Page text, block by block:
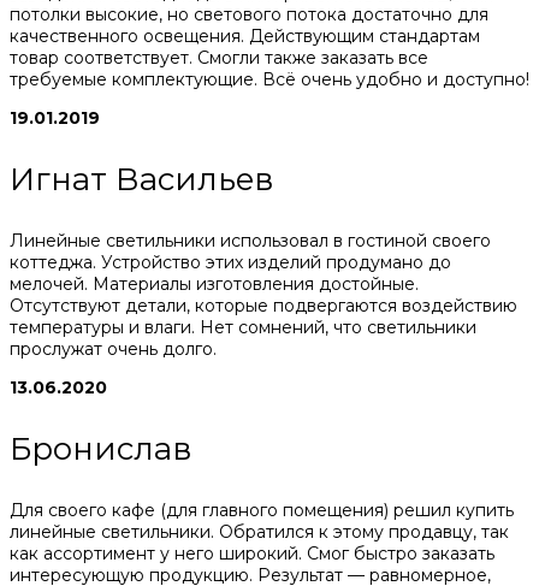
потолки высокие, но светового потока достаточно для
качественного освещения. Действующим стандартам
товар соответствует. Смогли также заказать все
требуемые комплектующие. Всё очень удобно и доступно!
19.01.2019
Игнат Васильев
Линейные светильники использовал в гостиной своего
коттеджа. Устройство этих изделий продумано до
мелочей. Материалы изготовления достойные.
Отсутствуют детали, которые подвергаются воздействию
температуры и влаги. Нет сомнений, что светильники
прослужат очень долго.
13.06.2020
Бронислав
Для своего кафе (для главного помещения) решил купить
линейные светильники. Обратился к этому продавцу, так
как ассортимент у него широкий. Смог быстро заказать
интересующую продукцию. Результат — равномерное,